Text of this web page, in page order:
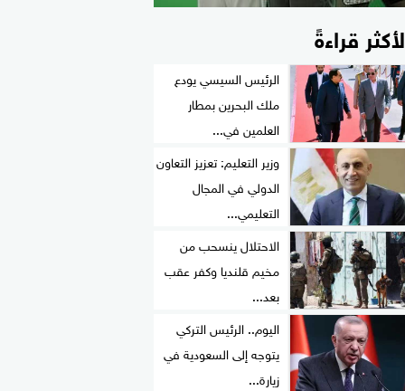
قراءةً
الرئيس السيسي يودع
ملك البحرين بمطار
العلمين في...
وزير التعليم: تعزيز التعاون
الدولي في المجال
التعليمي...
الاحتلال ينسحب من
مخيم قلنديا وكفر عقب
بعد...
اليوم.. الرئيس التركي
يتوجه إلى السعودية في
زيارة...